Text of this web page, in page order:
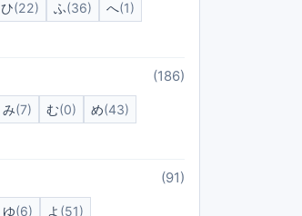
ひ(22) ふ(36) へ(1)
(186)
み(7) む(0) め(43)
(91)
ゆ(6) よ (51)